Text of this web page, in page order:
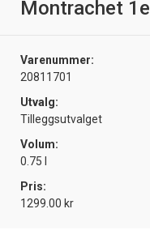
Montrachet
Varenummer:
20811701
Utvalg:
Tilleggsutvalget
Volum:
0.75 l
Pris:
1299.00 kr